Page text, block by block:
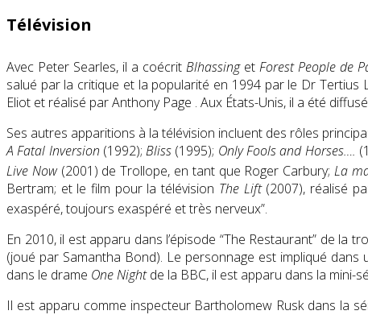
Télévision
Avec Peter Searles, il a coécrit Blhassinget Forest People de
salué par la critique et la popularité en 1994 par le Dr
Eliot et réalisé par Anthony Page . Aux États-Unis, il a été
Ses autres apparitions à la télévision incluent des rôles
A Fatal Inversion (1992);Bliss (1995); Only Fools and Horses….
Live Now(2001) de Trollope, en tant que Roger Carbury; La
Bertram; et le film pour la télévision The Lift(2007), réalisé
exaspéré, toujours exaspéré et très nerveux”.
En 2010, il est apparu dans l’épisode “The Restaurant” de la
(joué par Samantha Bond). Le personnage est impliqué
dans le drame One Nightde la BBC, il est apparu dans la mini-
Il est apparu comme inspecteur Bartholomew Rusk dans la